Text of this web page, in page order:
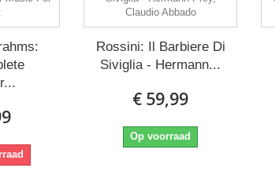
Rossini: Il Barbiere Di
Siviglia - Hermann...
€ 59,99
Op voorraad